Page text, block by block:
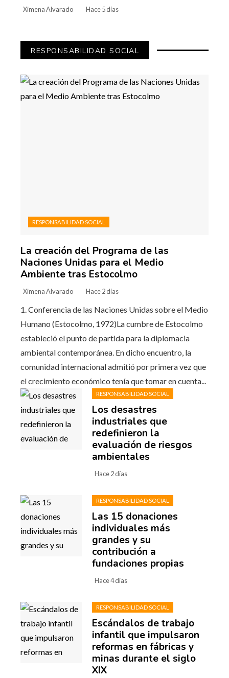
Ximena Alvarado Hace 5 días
RESPONSABILIDAD SOCIAL
RESPONSABILIDAD SOCIAL
La creación del Programa de las
Naciones Unidas para el Medio
Ambiente tras Estocolmo
Ximena Alvarado Hace 2 días
1. Conferencia de las Naciones Unidas sobre el Medio
Humano (Estocolmo, 1972)La cumbre de Estocolmo
estableció el punto de partida para la diplomacia
ambiental contemporánea. En dicho encuentro, la
comunidad internacional admitió por primera vez que
el crecimiento económico tenía que tomar en cuenta...
RESPONSABILIDAD SOCIAL
Los desastres
industriales que
redefinieron la
evaluación de riesgos
ambientales
Hace 2 días
RESPONSABILIDAD SOCIAL
Las 15 donaciones
individuales más
grandes y su
contribución a
fundaciones propias
Hace 4 días
RESPONSABILIDAD SOCIAL
Escándalos de trabajo
infantil que impulsaron
reformas en fábricas y
minas durante el siglo
XIX